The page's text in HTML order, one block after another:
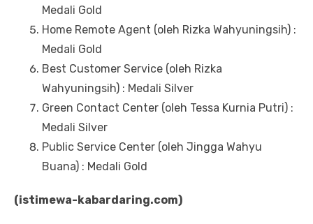
Medali Gold
Home Remote Agent (oleh Rizka Wahyuningsih) :
Medali Gold
Best Customer Service (oleh Rizka
Wahyuningsih) : Medali Silver
Green Contact Center (oleh Tessa Kurnia Putri) :
Medali Silver
Public Service Center (oleh Jingga Wahyu
Buana) : Medali Gold
(istimewa-kabardaring.com)